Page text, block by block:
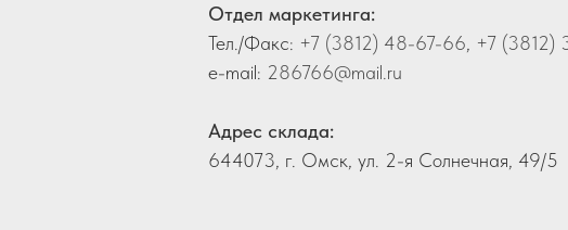
Отдел маркетинга:
Тел./Факс: +7 (3812) 48-67-66 +7 (3812)
e-mail: 286766@mail.ru
Адрес склада:
644073, г. Омск, ул. 2-я Солнечная, 49/5